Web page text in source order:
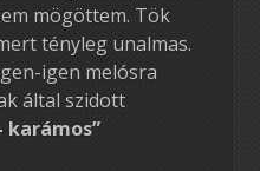
mögöttem. Tök
tényleg unalmas.
igen melósra
által szidott
karámos”